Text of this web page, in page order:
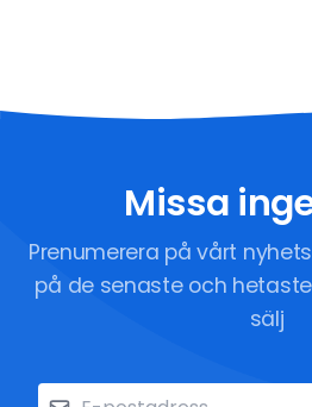
Missa
Prenumerera på vårt
på de senaste och
sälj